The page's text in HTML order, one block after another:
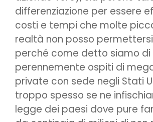
differenziazione per essere
costi e tempi che molte
realtà non posso
perché come detto siamo
perennemente ospiti di
private con sede negli Stati
troppo spesso se ne
legge dei paesi dove pure